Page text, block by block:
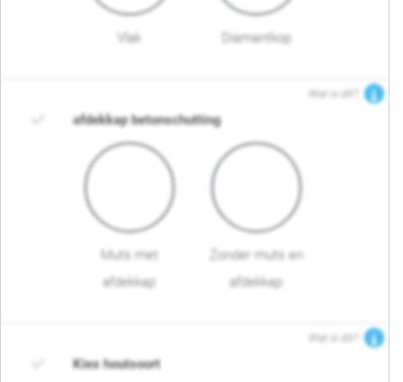
Vlak Diamantkop
Wat is dit?
afdekkap betonschutting
Muts met
afdekkap
Zonder muts en
afdekkap
Wat is dit?
Kies houtsoort